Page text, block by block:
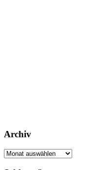
Archiv
Archiv